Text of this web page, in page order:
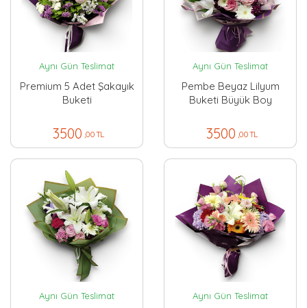
Aynı Gün Teslimat
Premium 5 Adet Şakayık
Buketi
3500 ,00 TL
Aynı Gün Teslimat
Pembe Beyaz Lilyum
Buketi Büyük Boy
3500 ,00 TL
Aynı Gün Teslimat Aynı Gün Teslimat